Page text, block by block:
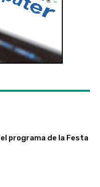
programa de la Festa